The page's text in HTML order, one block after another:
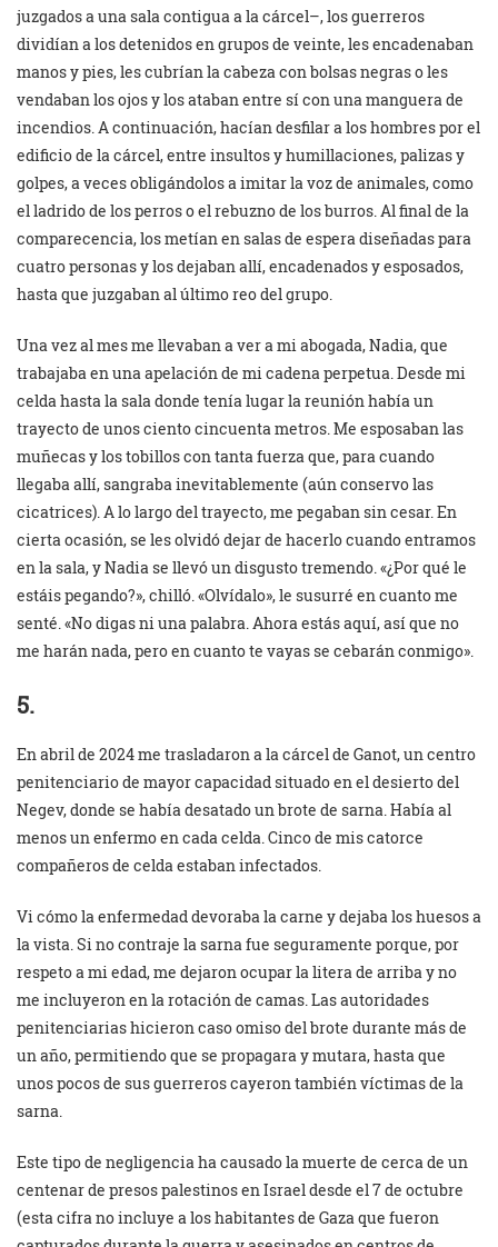
juzgados a una sala contigua a la cárcel–, los guerreros
dividían a los detenidos en grupos de veinte, les encadenaban
manos y pies, les cubrían la cabeza con bolsas negras o les
vendaban los ojos y los ataban entre sí con una manguera de
incendios. A continuación, hacían desfilar a los hombres por el
edificio de la cárcel, entre insultos y humillaciones, palizas y
golpes, a veces obligándolos a imitar la voz de animales, como
el ladrido de los perros o el rebuzno de los burros. Al final de la
comparecencia, los metían en salas de espera diseñadas para
cuatro personas y los dejaban allí, encadenados y esposados,
hasta que juzgaban al último reo del grupo.
Una vez al mes me llevaban a ver a mi abogada, Nadia, que
trabajaba en una apelación de mi cadena perpetua. Desde mi
celda hasta la sala donde tenía lugar la reunión había un
trayecto de unos ciento cincuenta metros. Me esposaban las
muñecas y los tobillos con tanta fuerza que, para cuando
llegaba allí, sangraba inevitablemente (aún conservo las
cicatrices). A lo largo del trayecto, me pegaban sin cesar. En
cierta ocasión, se les olvidó dejar de hacerlo cuando entramos
en la sala, y Nadia se llevó un disgusto tremendo. «¿Por qué le
estáis pegando?», chilló. «Olvídalo», le susurré en cuanto me
senté. «No digas ni una palabra. Ahora estás aquí, así que no
me harán nada, pero en cuanto te vayas se cebarán conmigo».
5.
En abril de 2024 me trasladaron a la cárcel de Ganot, un centro
penitenciario de mayor capacidad situado en el desierto del
Negev, donde se había desatado un brote de sarna. Había al
menos un enfermo en cada celda. Cinco de mis catorce
compañeros de celda estaban infectados.
Vi cómo la enfermedad devoraba la carne y dejaba los huesos a
la vista. Si no contraje la sarna fue seguramente porque, por
respeto a mi edad, me dejaron ocupar la litera de arriba y no
me incluyeron en la rotación de camas. Las autoridades
penitenciarias hicieron caso omiso del brote durante más de
un año, permitiendo que se propagara y mutara, hasta que
unos pocos de sus guerreros cayeron también víctimas de la
sarna.
Este tipo de negligencia ha causado la muerte de cerca de un
centenar de presos palestinos en Israel desde el 7 de octubre
(esta cifra no incluye a los habitantes de Gaza que fueron